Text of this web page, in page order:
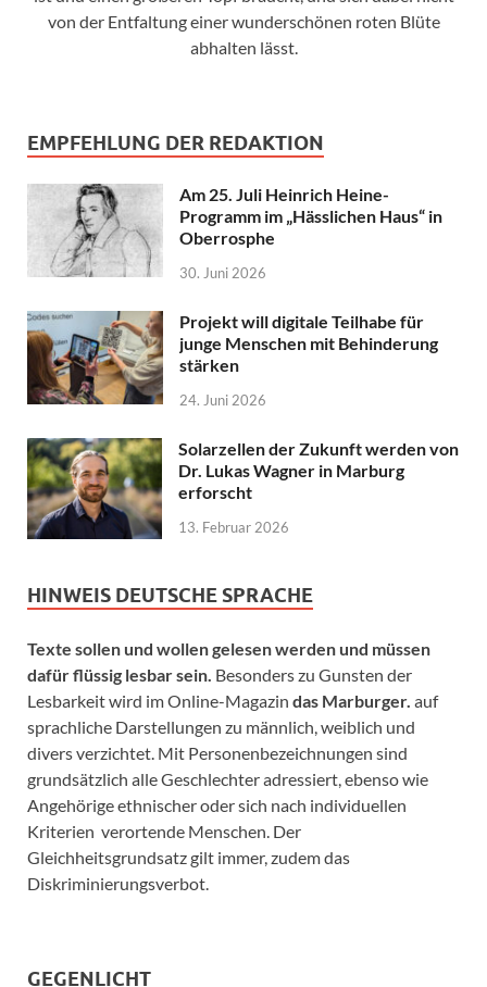
von der Entfaltung einer wunderschönen roten Blüte
abhalten lässt.
EMPFEHLUNG DER REDAKTION
Am 25. Juli Heinrich Heine-
Programm im „Hässlichen Haus“ in
Oberrosphe
30. Juni 2026
Projekt will digitale Teilhabe für
junge Menschen mit Behinderung
stärken
24. Juni 2026
Solarzellen der Zukunft werden von
Dr. Lukas Wagner in Marburg
erforscht
13. Februar 2026
HINWEIS DEUTSCHE SPRACHE
Texte sollen und wollen gelesen werden und müssen
dafür flüssig lesbar sein. Besonders zu Gunsten der
Lesbarkeit wird im Online-Magazin das Marburger. auf
sprachliche Darstellungen zu männlich, weiblich und
divers verzichtet. Mit Personenbezeichnungen sind
grundsätzlich alle Geschlechter adressiert, ebenso wie
Angehörige ethnischer oder sich nach individuellen
Kriterien verortende Menschen. Der
Gleichheitsgrundsatz gilt immer, zudem das
Diskriminierungsverbot.
GEGENLICHT